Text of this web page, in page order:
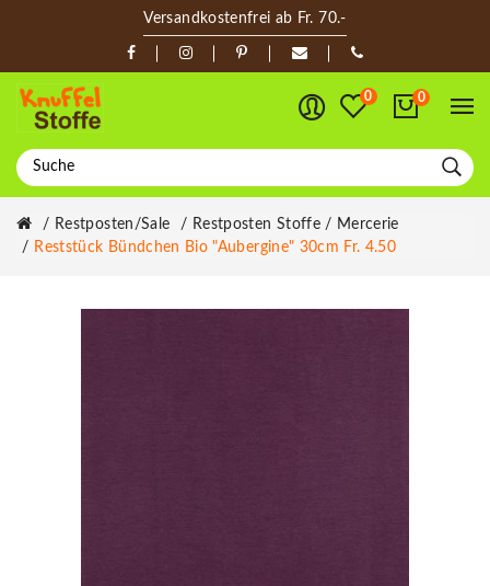
Versandkostenfrei ab Fr. 70.-
0 0
Restposten/Sale
Restposten Stoffe / Mercerie
Reststück Bündchen Bio "Aubergine" 30cm Fr. 4.50